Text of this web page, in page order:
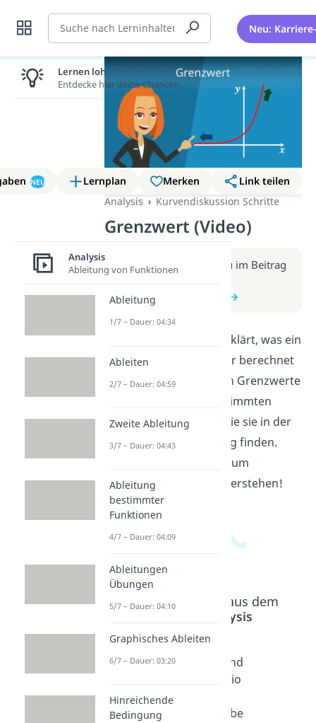
Suche Neu:
NEU Lernplan Merken
Link teilen
Analysis
Kurvendiskussion Schritte
Grenzwert (Video)
Weitere Infos erhältst du im Beitrag
zum Beitrag: Grenzwert
In diesem Video wird erklärt, was ein
Grenzwert ist und wie er berechnet
wird. Du lernst, wie man Grenzwerte
von Funktionen an bestimmten
Stellen bestimmt und wie sie in der
Mathematik Anwendung finden.
Schau dir das Video an, um
Grenzwerte besser zu verstehen!
Beliebte Inhalte aus dem
Analysis
GlobalveKurvend
n
Kurvend
iskussio
Aufgabe
Lernen lohnt sich!
Entdecke hier deine Chancen.
Analysis
Ableitung von Funktionen
Ableitung
1/7 – Dauer: 04:34
Ableiten
2/7 – Dauer: 04:59
Zweite Ableitung
3/7 – Dauer: 04:43
Ableitung
bestimmter
Funktionen
4/7 – Dauer: 04:09
Ableitungen
Übungen
5/7 – Dauer: 04:10
Graphisches Ableiten
6/7 – Dauer: 03:20
Hinreichende
Bedingung